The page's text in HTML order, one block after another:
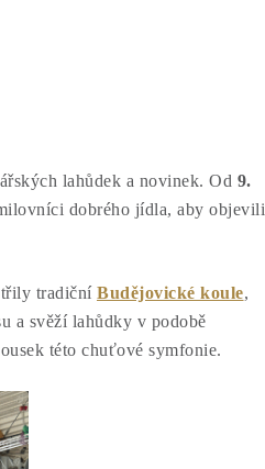
lahůdek a novinek. Od 9.
dobrého jídla, aby objevili
tradiční Budějovické koule,
a svěží lahůdky v podobě
této chuťové symfonie.